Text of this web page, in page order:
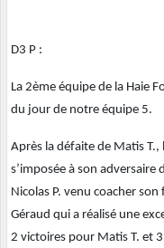
D3 P :
La 2ème équipe de la Haie
du jour de notre équipe 5.
Après la défaite de Matis T.,
s’imposée à son adversaire
Nicolas P. venu coacher
Géraud qui a réalisé une
2 victoires pour Matis T. et